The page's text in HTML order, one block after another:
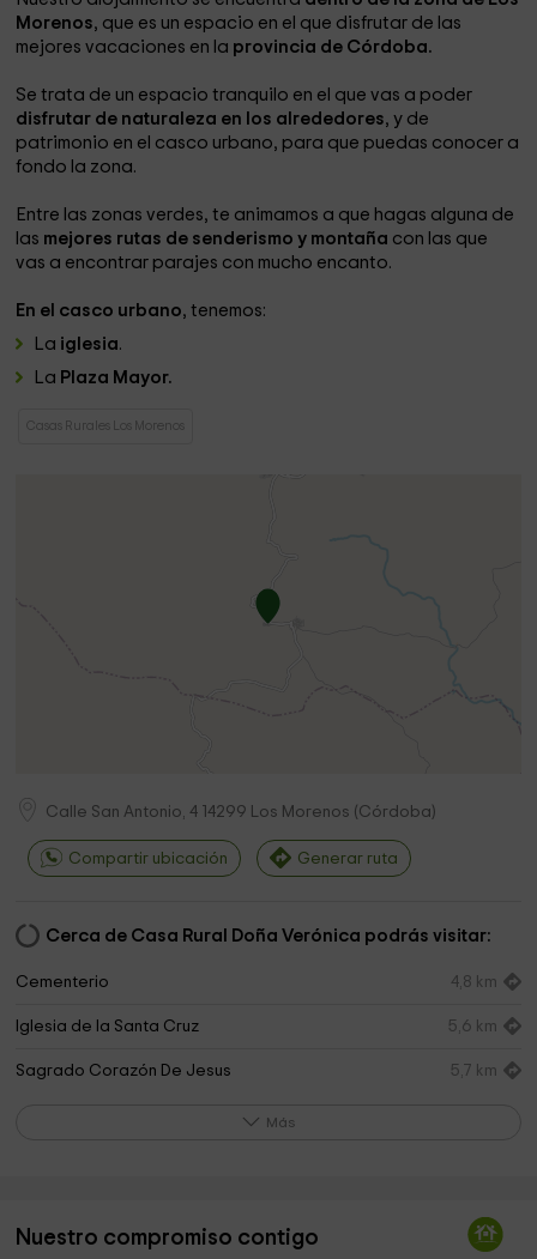
Morenos, que es un espacio en el que disfrutar de las
mejores vacaciones en la provincia de Córdoba.
Se trata de un espacio tranquilo en el que vas a poder
disfrutar de naturaleza en los alrededores, y de
patrimonio en el casco urbano, para que puedas conocer a
fondo la zona.
Entre las zonas verdes, te animamos a que hagas alguna de
las mejores rutas de senderismo y montaña con las que
vas a encontrar parajes con mucho encanto.
En el casco urbano, tenemos:
La iglesia.
La Plaza Mayor.
Casas Rurales Los Morenos
Calle San Antonio, 4 14299 Los Morenos (Córdoba)
Compartir ubicación Generar ruta
Cerca de Casa Rural Doña Verónica podrás visitar:
Cementerio 4,8 km
Iglesia de la Santa Cruz 5,6 km
Sagrado Corazón De Jesus 5,7 km
Iglesia de Nuestra Señora de la Piedad
Ermita de Nuestro Padre Jesús Nazarenos 14,4 km
Más
Nuestro compromiso contigo